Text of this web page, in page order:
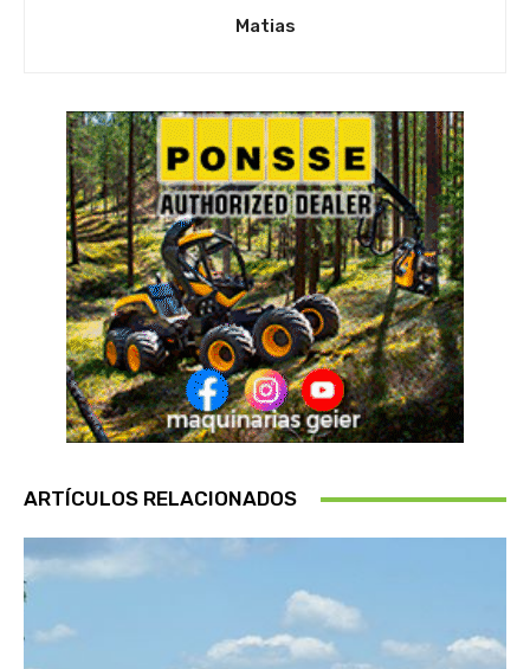
Matias
ARTÍCULOS RELACIONADOS